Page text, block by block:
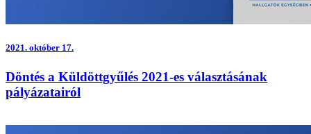
2021. október 17.
Döntés a Küldöttgyűlés 2021-es választásának
pályázatairól